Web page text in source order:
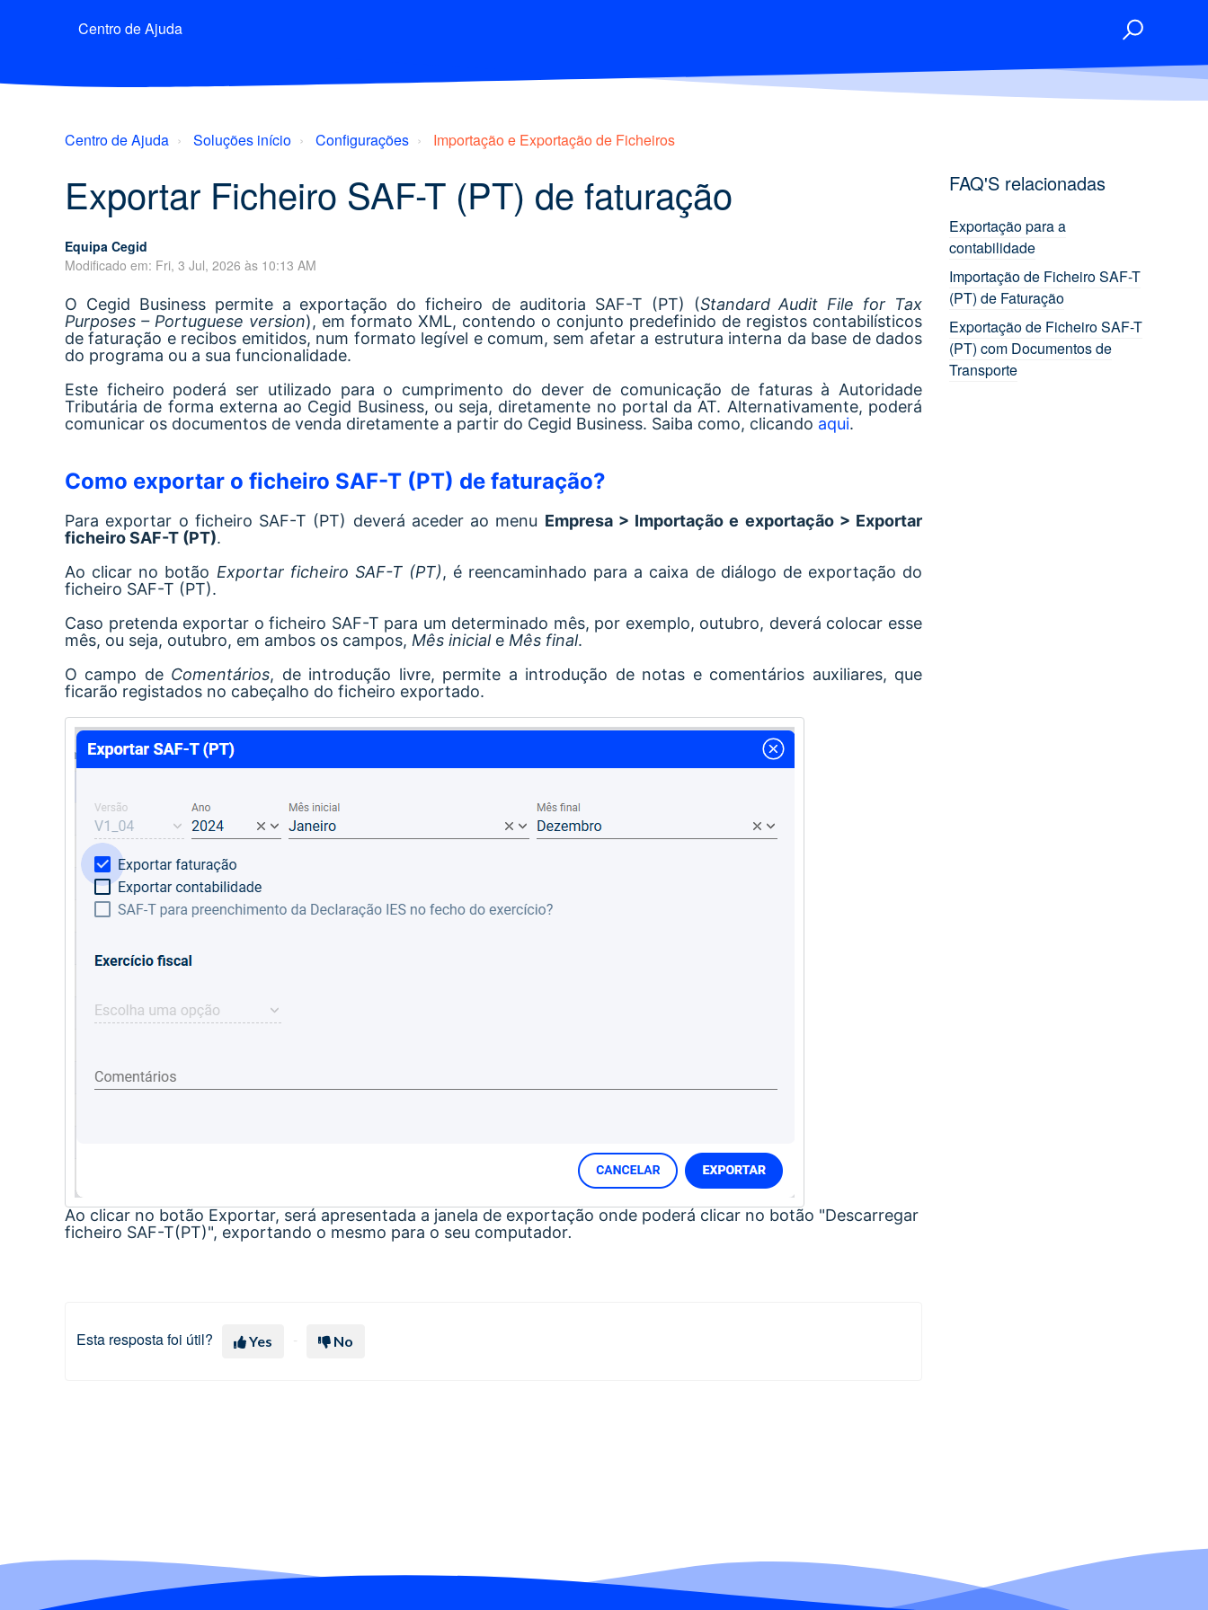
Centro de Ajuda
Centro de Ajuda Soluções início Configurações Importação e Exportação de Ficheiros
Exportar Ficheiro SAF-T (PT) de faturação
Equipa Cegid
Modificado em: Fri, 3 Jul, 2026 às 10:13 AM
O Cegid Business permite a exportação do ficheiro de auditoria SAF-T (PT) (Standard Audit File for Tax
Purposes – Portuguese version), em formato XML, contendo o conjunto predefinido de registos contabilísticos
de faturação e recibos emitidos, num formato legível e comum, sem afetar a estrutura interna da base de dados
do programa ou a sua funcionalidade.
Este ficheiro poderá ser utilizado para o cumprimento do dever de comunicação de faturas à Autoridade
Tributária de forma externa ao Cegid Business, ou seja, diretamente no portal da AT. Alternativamente, poderá
comunicar os documentos de venda diretamente a partir do Cegid Business. Saiba como, clicando aqui.
Como exportar o ficheiro SAF-T (PT) de faturação?
Para exportar o ficheiro SAF-T (PT) deverá aceder ao menu Empresa > Importação e exportação > Exportar
ficheiro SAF-T (PT).
Ao clicar no botão Exportar ficheiro SAF-T (PT), é reencaminhado para a caixa de diálogo de exportação do
ficheiro SAF-T (PT).
Caso pretenda exportar o ficheiro SAF-T para um determinado mês, por exemplo, outubro, deverá colocar esse
mês, ou seja, outubro, em ambos os campos, Mês iniciale Mês final.
O campo de Comentários, de introdução livre, permite a introdução de notas e comentários auxiliares, que
ficarão registados no cabeçalho do ficheiro exportado.
Ao clicar no botão Exportar, será apresentada a janela de exportação onde poderá clicar no botão "Descarregar
ficheiro SAF-T(PT)", exportando o mesmo para o seu computador.
Esta resposta foi útil? Yes No
FAQ'S relacionadas
Exportação para a
contabilidade
Importação de Ficheiro SAF-T
(PT) de Faturação
Exportação de Ficheiro SAF-T
(PT) com Documentos de
Transporte